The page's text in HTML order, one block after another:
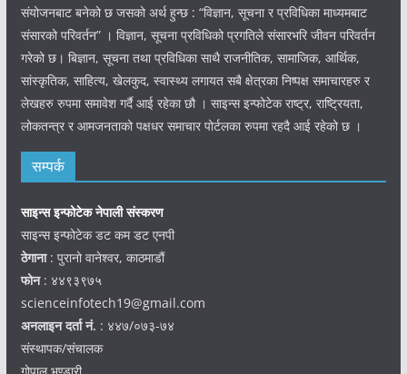
संयोजनबाट बनेको छ जसको अर्थ हुन्छ : “विज्ञान, सूचना र प्रविधिका माध्यमबाट
संसारको परिवर्तन” । विज्ञान, सूचना प्रविधिको प्रगतिले संसारभरि जीवन परिवर्तन
गरेको छ। बिज्ञान, सूचना तथा प्रविधिका साथै राजनीतिक, सामाजिक, आर्थिक,
सांस्कृतिक, साहित्य, खेलकुद, स्वास्थ्य लगायत सबै क्षेत्रका निष्पक्ष समाचारहरु र
लेखहरु रुपमा समावेश गर्दै आई रहेका छौ । साइन्स इन्फोटेक राष्ट्र, राष्ट्रियता,
लोकतन्त्र र आमजनताको पक्षधर समाचार पोर्टलका रुपमा रहदै आई रहेको छ ।
सम्पर्क
साइन्स इन्फोटेक नेपाली संस्करण
साइन्स इन्फोटेक डट कम डट एनपी
ठेगाना: पुरानो वानेश्वर, काठमाडौं
फोन: ४४९३९७५
scienceinfotech19@gmail.com
अनलाइन दर्ता नं. : ४४७/०७३-७४
संस्थापक/संचालक